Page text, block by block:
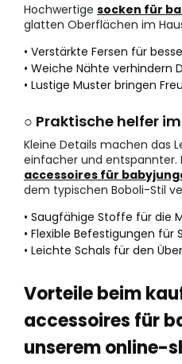
Hochwertige socken für
glatten Oberflächen im
• Verstärkte Fersen für
• Weiche Nähte verhindern
• Lustige Muster bringen
○ Praktische helfer
Kleine Details machen das
einfacher und entspannter.
accessoires für
dem typischen Boboli-Stil
• Saugfähige Stoffe für die
• Flexible Befestigungen für
• Leichte Schals für den
Vorteile beim
accessoires für
unserem online-